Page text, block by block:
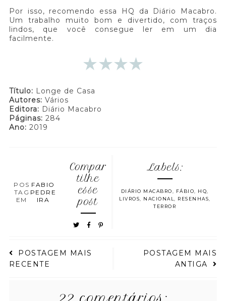
Por isso, recomendo essa HQ da Diário Macabro.
Um trabalho muito bom e divertido, com traços
lindos, que você consegue ler em um dia
facilmente.
Título: Longe de Casa
Autores: Vários
Editora: Diário Macabro
Páginas: 284
Ano: 2019
POS
TAG
EM
FABIO
PEDRE
IRA
Compar
tilhe
esse
post
Labels:
DIÁRIO MACABRO, FÁBIO, HQ,
LIVROS, NACIONAL, RESENHAS,
TERROR
POSTAGEM MAIS
RECENTE
POSTAGEM MAIS
ANTIGA